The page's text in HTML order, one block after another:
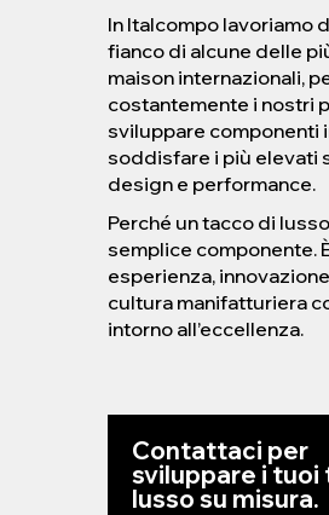
In Italcompo lavoriamo
fianco di alcune delle
maison internazionali,
costantemente i nostri
sviluppare componenti
soddisfare i più elevati
design e performance.
Perché un tacco di
semplice componente.
esperienza,
cultura manifatturiera
intorno all’eccellenza.
Contattaci per
sviluppare i tuoi
lusso su misura.